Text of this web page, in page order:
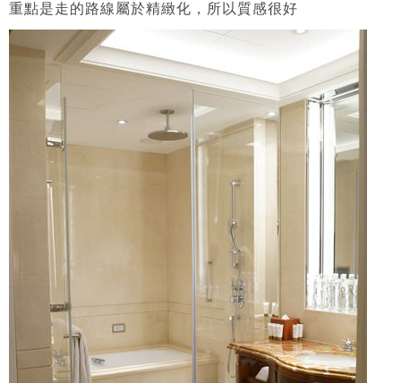
重點是走的路線屬於精緻化，所以質感很好